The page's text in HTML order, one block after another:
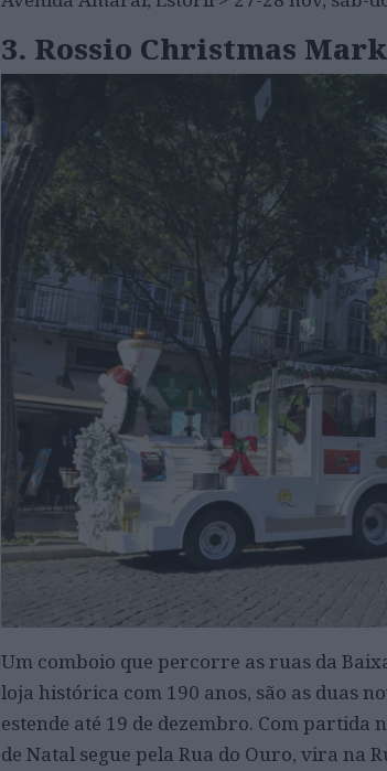
3. Rossio Christmas
Um comboio que percorre as ruas da
loja histórica com 190 anos, são as duas
estende até 19 de dezembro. Com partida
de Natal segue pela Rua do Ouro, vira na